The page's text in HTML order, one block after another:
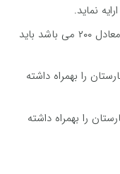
ارایه نماید.
هزینه ثبت نام کالج مک دانیل را که معادل ۲۰۰ می باشد باید
را بهمراه داشته
را بهمراه داشته